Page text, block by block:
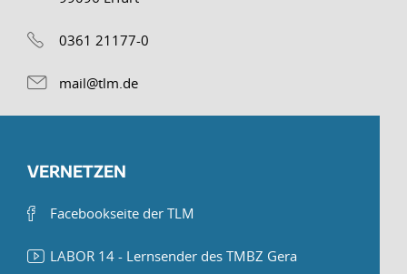
0361 21177-0
mail@tlm.de
VERNETZEN
Facebookseite der TLM
LABOR 14 - Lernsender des TMBZ Gera